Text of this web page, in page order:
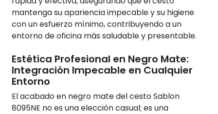
mantenga su apariencia impecable y su higiene
con un esfuerzo mínimo, contribuyendo a un
entorno de oficina más saludable y presentable.
Estética Profesional en Negro Mate:
Integración Impecable en Cualquier
Entorno
El acabado en negro mate del cesto Sablon
8095NE no es una elección casual; es una